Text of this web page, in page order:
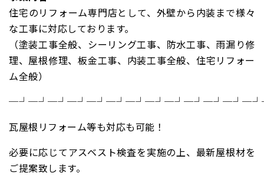
住宅のリフォーム専門店として、外壁から内装まで様々
な工事に対応しております。
（塗装工事全般、シーリング工事、防水工事、雨漏り修
理、屋根修理、板金工事、内装工事全般、住宅リフォー
ム全般）
瓦屋根リフォーム等も対応も可能！
必要に応じてアスベスト検査を実施の上、最新屋根材を
ご提案致します。